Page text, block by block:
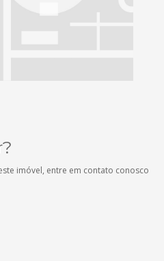
imóvel, entre em contato conosco